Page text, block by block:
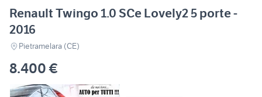
Renault Twingo 1.0 SCe Lovely2 5 porte -
2016
Pietramelara (CE)
8.400 €